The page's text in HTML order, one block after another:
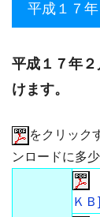
平成１７
平成１７年
けます。
をクリック
ンロードに多
ＫＢ]